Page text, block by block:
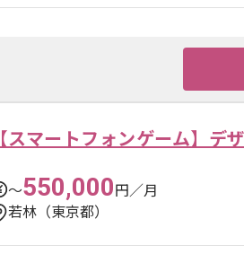
【スマートフォンゲーム】デ
〜550,000円／月
若林（東京都）